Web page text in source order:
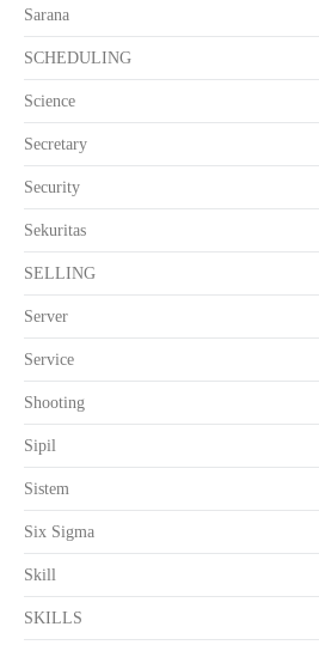
Sarana
SCHEDULING
Science
Secretary
Security
Sekuritas
SELLING
Server
Service
Shooting
Sipil
Sistem
Six Sigma
Skill
SKILLS